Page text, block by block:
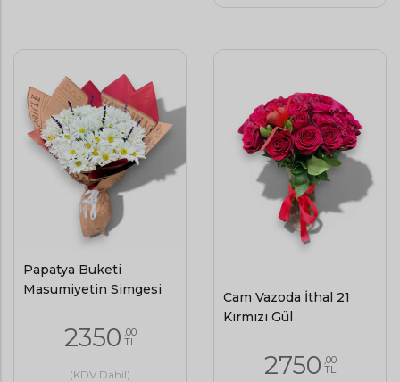
Papatya Buketi
Masumiyetin Simgesi
2350 ,00
TL
(KDV Dahil)
Cam Vazoda İthal 21
Kırmızı Gül
2750 ,00
TL